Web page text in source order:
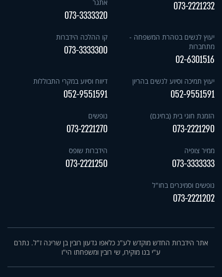
073-2221232
אתגר
073-3333320
יעוץ לנשים בטהרת המשפחה -
מתחברות
02-6301516
קו ההלכה הידברות
073-3333300
יעוץ תמיכה וסיוע לנשים בהריון
052-9551591
דיווח וסיוע במקרי התבוללות
052-9551591
הזמנת חוגי בית (בחינם)
073-2221290
נופשים
073-2221270
ממיר צופיה
073-3333333
הידברות שופס
073-2221250
נופשים וסמינרים בחו"ל
073-2221202
אתר הידברות החדש מוקדש לע"נ כלאפו גדעון רובין בן שרינה ז"ל. נתרם
ע"י בנו מוקירו, שי רובין ומשפחתו הי"ו